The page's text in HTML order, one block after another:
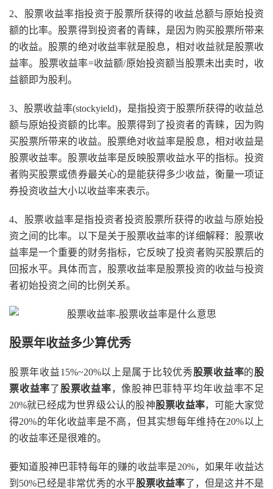
2、股票收益率指投资于股票所获得的收益总额与原始投资
额的比率。股票得到投资者的青睐，是因为购买股票所带来
的收益。股票的绝对收益率就是股息，相对收益就是股票收
益率。股票收益率=收益额/原始投资额当股票未出卖时，收
益额即为股利。
3、股票收益率(stockyield)，是指投资于股票所获得的收益总
额与原始投资额的比率。股票得到了投资者的青睐，因为购
买股票所带来的收益。股票绝对收益率是股息，相对收益是
股票收益率。股票收益率是反映股票收益水平的指标。投资
者购买股票或债券最关心的是能获得多少收益，衡量一项证
券投资收益大小以收益率来表示。
4、股票收益率是指投资者投资股票所获得的收益与原始投
资之间的比率。以下是关于股票收益率的详细解释：股票收
益率是一个重要的财务指标，它反映了投资者购买股票后的
回报水平。具体而言，股票收益率是股票投资的收益与投资
者初始投资之间的比例关系。
股票年收益多少算优秀
股票年收益15%~20%以上是属于比较优秀股票收益率的股
票收益率了 股票收益率，像股神巴菲特平均年收益率不足
20%就已经成为世界级公认的股神股票收益率，可能大家觉
得20%的年化收益率是不高，但其实想每年维持在20%以上
的收益率还是很难的。
要知道股神巴菲特每年的赚的收益率是20%，如果年收益达
到50%已经是非常优秀的水平股票收益率了，但是这并不是